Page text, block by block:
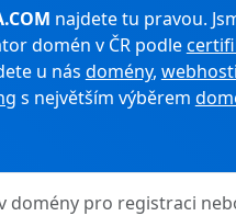
najdete tu pravou.
domén v ČR podle
u nás domény,
s největším výběrem
k registraci nebo